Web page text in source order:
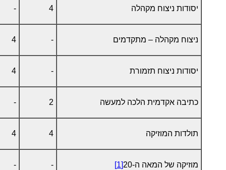
יסודות ניצוח מקהלה 4
-
ניצוח מקהלה – מתקדמים -
4
יסודות ניצוח תזמורת -
4
כתיבה אקדמית הלכה למעשה 2
-
תולדות המוזיקה 4
4
מוזיקה של המאה ה-20 [1]
-
-